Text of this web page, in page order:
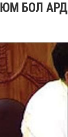
БОЛ АРД